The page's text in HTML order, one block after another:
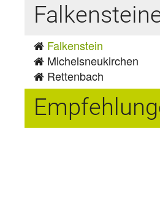
Falkenstein
Michelsneukirchen
Rettenbach